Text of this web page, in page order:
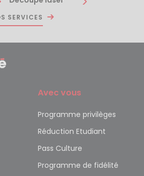
SERVICES
Avec vous
Programme privilèges
Réduction Etudiant
Pass Culture
Programme de fidélité